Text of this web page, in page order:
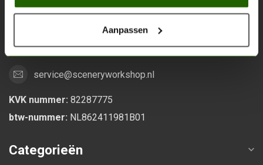
Aanpassen
Nederland
service@sceneryworkshop.nl
KVK nummer: 82287775
btw-nummer: NL862411981B01
Categorieën